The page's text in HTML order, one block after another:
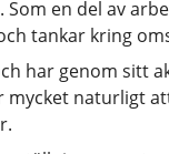
en del av
tankar kring
har genom sitt
naturligt